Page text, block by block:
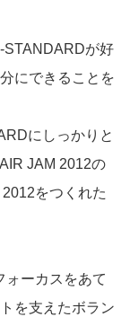
STANDARDが好
にできることを
にしっかりと
JAM 2012の
をつくれた
ォーカスをあて
を支えたボラン